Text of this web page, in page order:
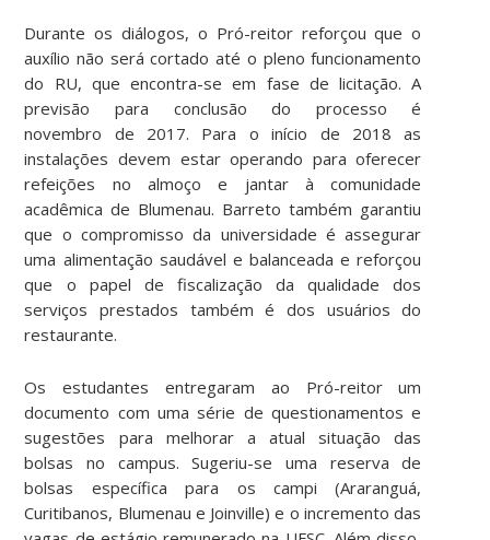
Durante os diálogos, o Pró-reitor reforçou que o
auxílio não será cortado até o pleno funcionamento
do RU, que encontra-se em fase de licitação. A
previsão para conclusão do processo é
novembro de 2017. Para o início de 2018 as
instalações devem estar operando para oferecer
refeições no almoço e jantar à comunidade
acadêmica de Blumenau. Barreto também garantiu
que o compromisso da universidade é assegurar
uma alimentação saudável e balanceada e reforçou
que o papel de fiscalização da qualidade dos
serviços prestados também é dos usuários do
restaurante.
Os estudantes entregaram ao Pró-reitor um
documento com uma série de questionamentos e
sugestões para melhorar a atual situação das
bolsas no campus. Sugeriu-se uma reserva de
bolsas específica para os campi (Araranguá,
Curitibanos, Blumenau e Joinville) e o incremento das